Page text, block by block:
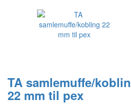
TA samlemuffe/
22 mm til pex